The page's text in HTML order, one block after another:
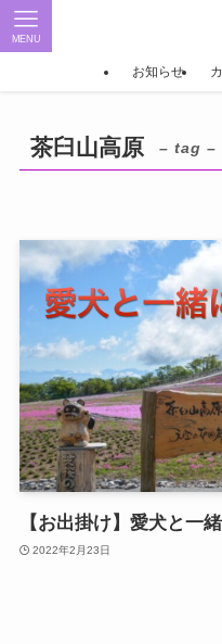
MENU
お知らせ
茶臼山高原 – tag –
【お出掛け】愛犬と一
2022年2月23日